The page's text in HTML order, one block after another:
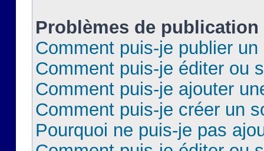
Problèmes de publication
Comment puis-je publier
Comment puis-je éditer ou
Comment puis-je ajouter
Comment puis-je créer un
Pourquoi ne puis-je pas